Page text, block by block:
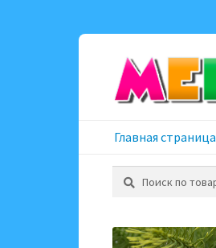
навигации
содержимому
Главная страница
Искать: